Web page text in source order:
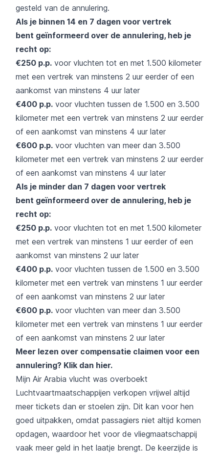
gesteld van de annulering.
Als je binnen 14 en 7 dagen voor vertrek
bent geïnformeerd over de annulering, heb je
recht op:
€250 p.p. voor vluchten tot en met 1.500 kilometer
met een vertrek van minstens 2 uur eerder of een
aankomst van minstens 4 uur later
€400 p.p. voor vluchten tussen de 1.500 en 3.500
kilometer met een vertrek van minstens 2 uur eerder
of een aankomst van minstens 4 uur later
€600 p.p. voor vluchten van meer dan 3.500
kilometer met een vertrek van minstens 2 uur eerder
of een aankomst van minstens 4 uur later
Als je minder dan 7 dagen voor vertrek
bent geïnformeerd over de annulering, heb je
recht op:
€250 p.p. voor vluchten tot en met 1.500 kilometer
met een vertrek van minstens 1 uur eerder of een
aankomst van minstens 2 uur later
€400 p.p. voor vluchten tussen de 1.500 en 3.500
kilometer met een vertrek van minstens 1 uur eerder
of een aankomst van minstens 2 uur later
€600 p.p. voor vluchten van meer dan 3.500
kilometer met een vertrek van minstens 1 uur eerder
of een aankomst van minstens 2 uur later
Meer lezen over compensatie claimen voor een
annulering? Klik dan hier.
Mijn Air Arabia vlucht was overboekt
Luchtvaartmaatschappijen verkopen vrijwel altijd
meer tickets dan er stoelen zijn. Dit kan voor hen
goed uitpakken, omdat passagiers niet altijd komen
opdagen, waardoor het voor de vliegmaatschappij
vaak meer geld in het laatje brengt. De keerzijde is